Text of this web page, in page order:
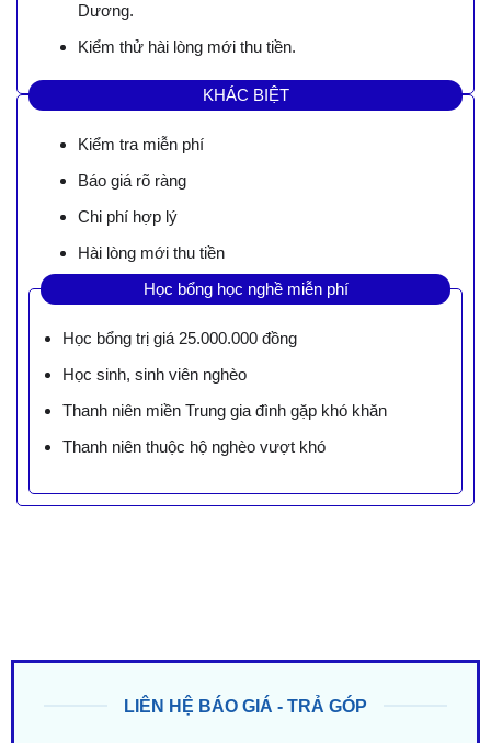
Dương.
Kiểm thử hài lòng mới thu tiền.
KHÁC BIỆT
Kiểm tra miễn phí
Báo giá rõ ràng
Chi phí hợp lý
Hài lòng mới thu tiền
Học bổng học nghề miễn phí
Học bổng trị giá 25.000.000 đồng
Học sinh, sinh viên nghèo
Thanh niên miền Trung gia đình gặp khó khăn
Thanh niên thuộc hộ nghèo vượt khó